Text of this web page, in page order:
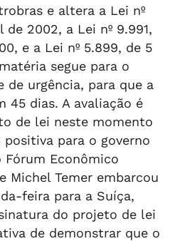
e altera a Lei nº
2002, a Lei nº 9.991,
e a Lei nº 5.899, de 5
segue para o
de urgência, para que a
45 dias. A avaliação é
de lei neste momento
para o governo
Fórum Econômico
Michel Temer embarcou
feira para a Suíça,
do projeto de lei
de demonstrar que o